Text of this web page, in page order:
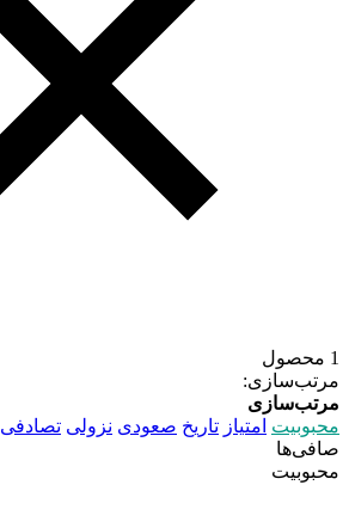
1 محصول
مرتب‌سازی:
مرتب‌سازی
محبوبیت امتیاز تاریخ صعودی نزولی تصادفی
صافی‌ها
محبوبیت